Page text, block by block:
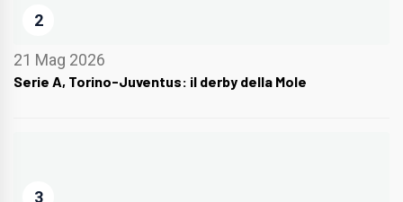
2
21 Mag 2026
Serie A, Torino-Juventus: il derby della Mole
3